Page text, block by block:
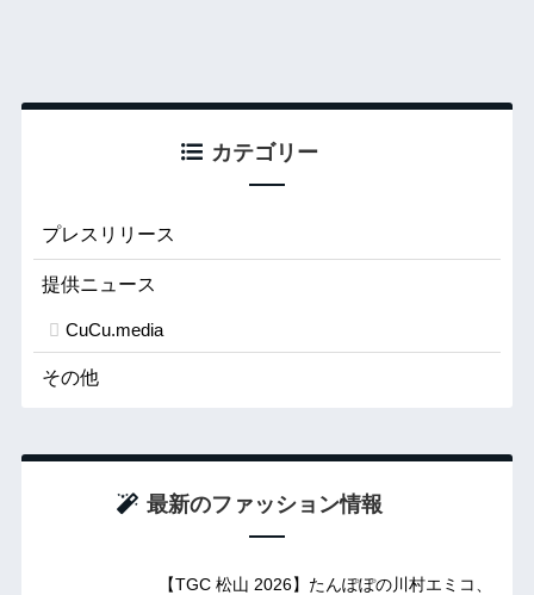
カテゴリー
プレスリリース
提供ニュース
CuCu.media
その他
最新のファッション情報
【TGC 松山 2026】たんぽぽの川村エミコ、